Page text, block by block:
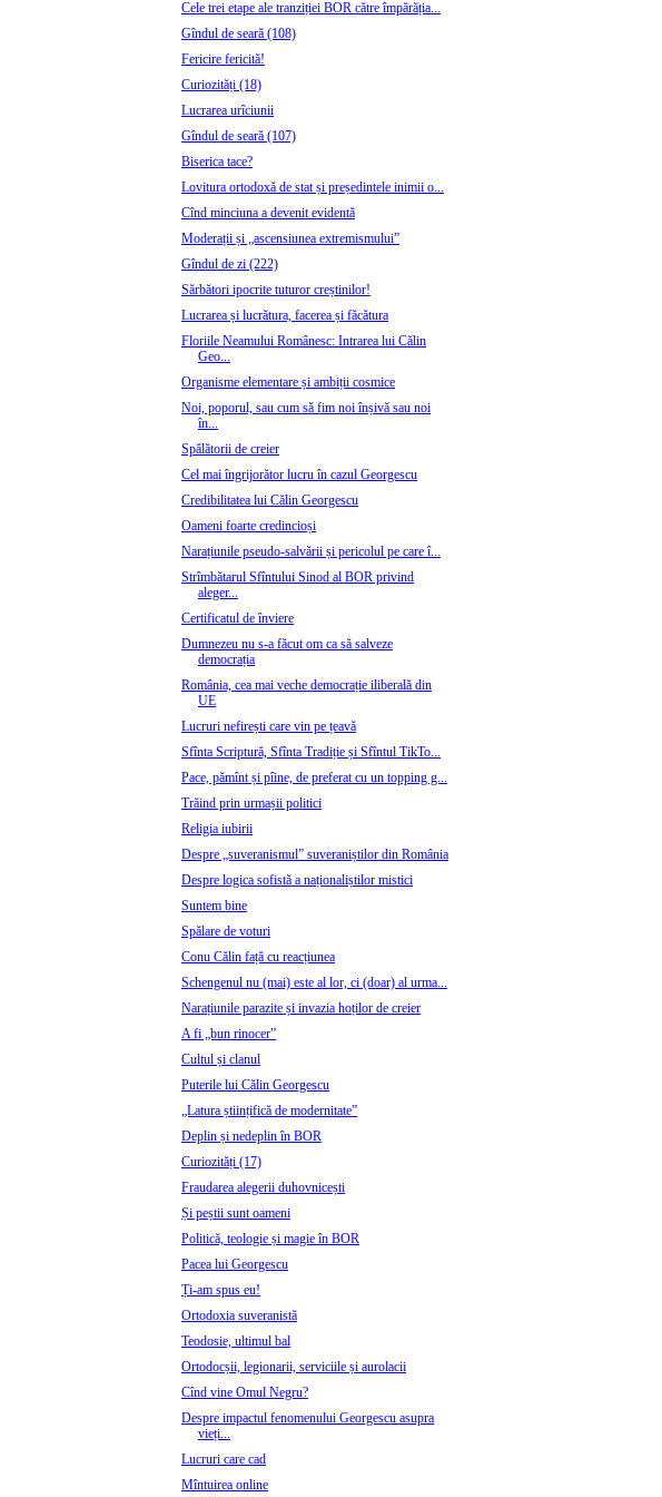
Cele trei etape ale tranziției BOR către împărăția...
Gîndul de seară (108)
Fericire fericită!
Curiozități (18)
Lucrarea urîciunii
Gîndul de seară (107)
Biserica tace?
Lovitura ortodoxă de stat și președintele inimii o...
Cînd minciuna a devenit evidentă
Moderații și „ascensiunea extremismului”
Gîndul de zi (222)
Sărbători ipocrite tuturor creștinilor!
Lucrarea și lucrătura, facerea și făcătura
Floriile Neamului Românesc: Intrarea lui Călin
Geo...
Organisme elementare și ambiții cosmice
Noi, poporul, sau cum să fim noi înșivă sau noi
în...
Spălătorii de creier
Cel mai îngrijorător lucru în cazul Georgescu
Credibilitatea lui Călin Georgescu
Oameni foarte credincioși
Narațiunile pseudo-salvării și pericolul pe care î...
Strîmbătarul Sfîntului Sinod al BOR privind
aleger...
Certificatul de înviere
Dumnezeu nu s-a făcut om ca să salveze
democrația
România, cea mai veche democrație iliberală din
UE
Lucruri nefirești care vin pe țeavă
Sfînta Scriptură, Sfînta Tradiție și Sfîntul TikTo...
Pace, pămînt și pîine, de preferat cu un topping g...
Trăind prin urmașii politici
Religia iubirii
Despre „suveranismul” suveraniștilor din România
Despre logica sofistă a naționaliștilor mistici
Suntem bine
Spălare de voturi
Conu Călin față cu reacțiunea
Schengenul nu (mai) este al lor, ci (doar) al urma...
Narațiunile parazite și invazia hoților de creier
A fi „bun rinocer”
Cultul și clanul
Puterile lui Călin Georgescu
„Latura științifică de modernitate”
Deplin și nedeplin în BOR
Curiozități (17)
Fraudarea alegerii duhovnicești
Și peștii sunt oameni
Politică, teologie și magie în BOR
Pacea lui Georgescu
Ți-am spus eu!
Ortodoxia suveranistă
Teodosie, ultimul bal
Ortodocșii, legionarii, serviciile și aurolacii
Cînd vine Omul Negru?
Despre impactul fenomenului Georgescu asupra
vieți...
Lucruri care cad
Mîntuirea online